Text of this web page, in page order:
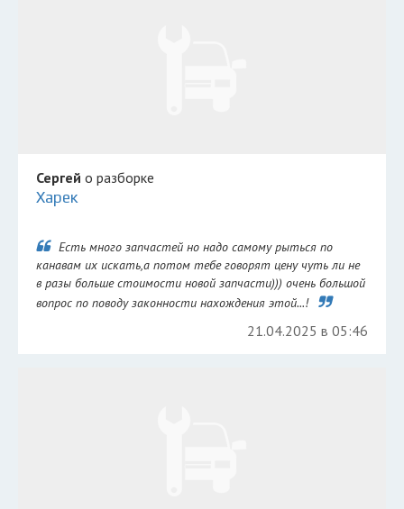
Сергей о разборке
Харек
Есть много запчастей но надо самому рыться по
канавам их искать,а потом тебе говорят цену чуть ли не
в разы больше стоимости новой запчасти))) очень большой
вопрос по поводу законности нахождения этой...!
21.04.2025 в 05:46